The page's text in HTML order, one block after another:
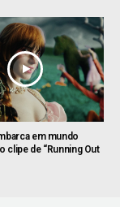
em mundo
clipe de “Running Out